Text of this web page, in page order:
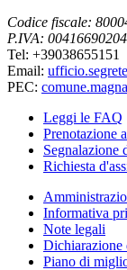
Codice fiscale:
P.IVA: 00416690204
Tel: +39038655151
Email:
PEC:
Leggi le FAQ
Prenotazione
Segnalazione
Richiesta
Informativa
Note legali
Dichiarazione
Piano di